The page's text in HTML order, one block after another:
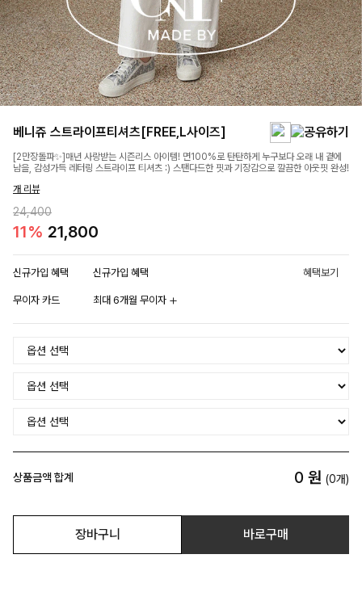
베니쥬 스트라이프티셔츠[FREE,L사이즈]
[2만장돌파✨]매년 사랑받는 시즌리스 아이템! 면100%로 탄탄하게 누구보다 오래 내 곁에
남을, 감성가득 레터링 스트라이프 티셔츠 :) 스탠다드한 핏과 기장감으로 깔끔한 아웃핏 완성!
개 리뷰
24,400
11% 21,800
신규가입 혜택 신규가입 혜택 혜택보기
무이자 카드 최대 6개월 무이자
상품금액 합계 0 원 (0개)
장바구니 바로구매